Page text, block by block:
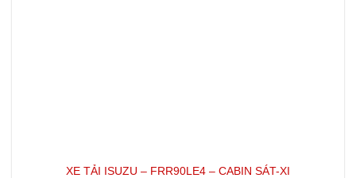
XE TẢI ISUZU – FRR90LE4 – CABIN SÁT-XI